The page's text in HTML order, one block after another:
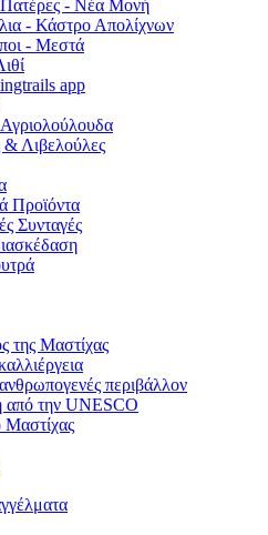
Πατέρες - Νέα Μονή
- Κάστρο Απολίχνων
- Μεστά
app
Λιβελούλες
Προϊόντα
Συνταγές
της Μαστίχας
περιβάλλον
από την UNESCO